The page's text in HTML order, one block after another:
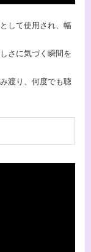
して使用され、幅
さに気づく瞬間を
渡り、何度でも聴